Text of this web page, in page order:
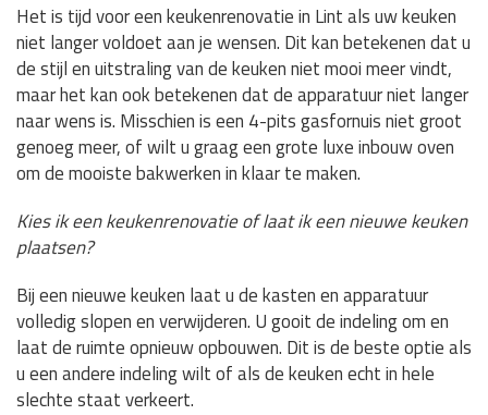
Het is tijd voor een keukenrenovatie in Lint als uw keuken
niet langer voldoet aan je wensen. Dit kan betekenen dat u
de stijl en uitstraling van de keuken niet mooi meer vindt,
maar het kan ook betekenen dat de apparatuur niet langer
naar wens is. Misschien is een 4-pits gasfornuis niet groot
genoeg meer, of wilt u graag een grote luxe inbouw oven
om de mooiste bakwerken in klaar te maken.
Kies ik een keukenrenovatie of laat ik een nieuwe keuken
plaatsen?
Bij een nieuwe keuken laat u de kasten en apparatuur
volledig slopen en verwijderen. U gooit de indeling om en
laat de ruimte opnieuw opbouwen. Dit is de beste optie als
u een andere indeling wilt of als de keuken echt in hele
slechte staat verkeert.